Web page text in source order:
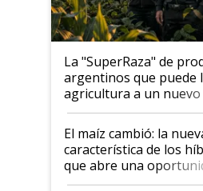
La "SuperRaza" de
argentinos que puede
agricultura a un nuevo
posibilidades de
infinitas"
El maíz cambió: la
característica de los
que abre una
el lote